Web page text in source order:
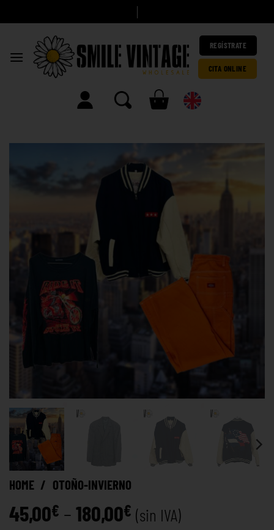
h
REGÍSTRATE
CITA ONLINE
HOME / OTOÑO-INVIERNO
45,00€ –180,00€ (sin IVA)